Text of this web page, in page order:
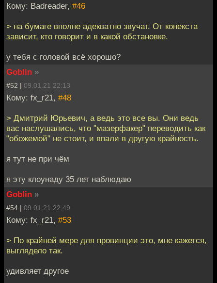
Кому: Badreader, #46
> на бумаге вполне адекватно звучат. От конекста
зависит, кто говорит и в какой обстановке.
у тебя с головой всё хорошо?
Goblin »
#52 | 09.01.21 22:13
Кому: fx_r21, #48
> Дмитрий Юрьевич, а ведь это все вы. Они ведь
вас наслушались, что "мазерфакер" переводить как
"обожемой" не стоит, и впали в другую крайность.
я тут не при чём
я эту клоунаду 35 лет наблюдаю
Goblin »
#54 | 09.01.21 22:49
Кому: fx_r21, #53
> По крайней мере для провинции это, мне кажется,
выглядело так.
удивляет другое